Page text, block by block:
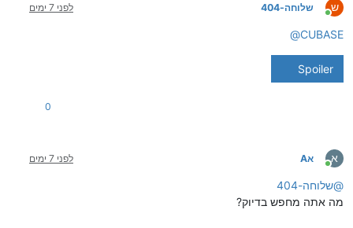
ש
מחובר
שלוחה-404 לפני 7 ימים
@CUBASE
Spoiler
0
א
מחובר
אA לפני 7 ימים
@שלוחה-404
מה אתה מחפש בדיוק?